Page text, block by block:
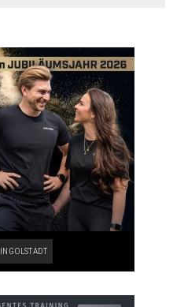
INGOLSTADT